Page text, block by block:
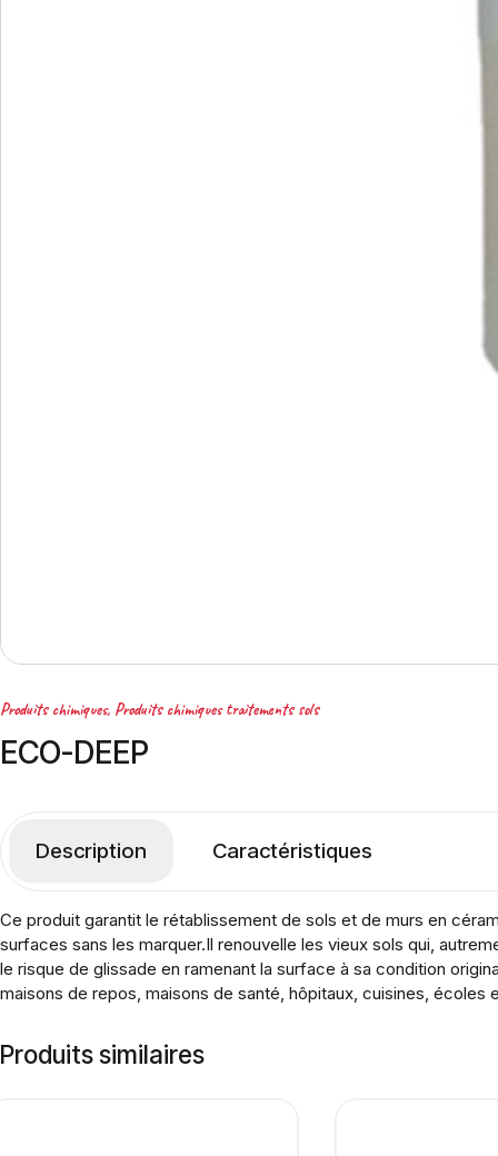
Produits chimiques, Produits chimiques traitements sols
ECO-DEEP
Description Caractéristiques
Ce produit garantit le rétablissement de sols et de murs en
surfaces sans les marquer.Il renouvelle les vieux sols qui,
le risque de glissade en ramenant la surface à sa condition
maisons de repos, maisons de santé, hôpitaux, cuisines, écoles
Produits similaires